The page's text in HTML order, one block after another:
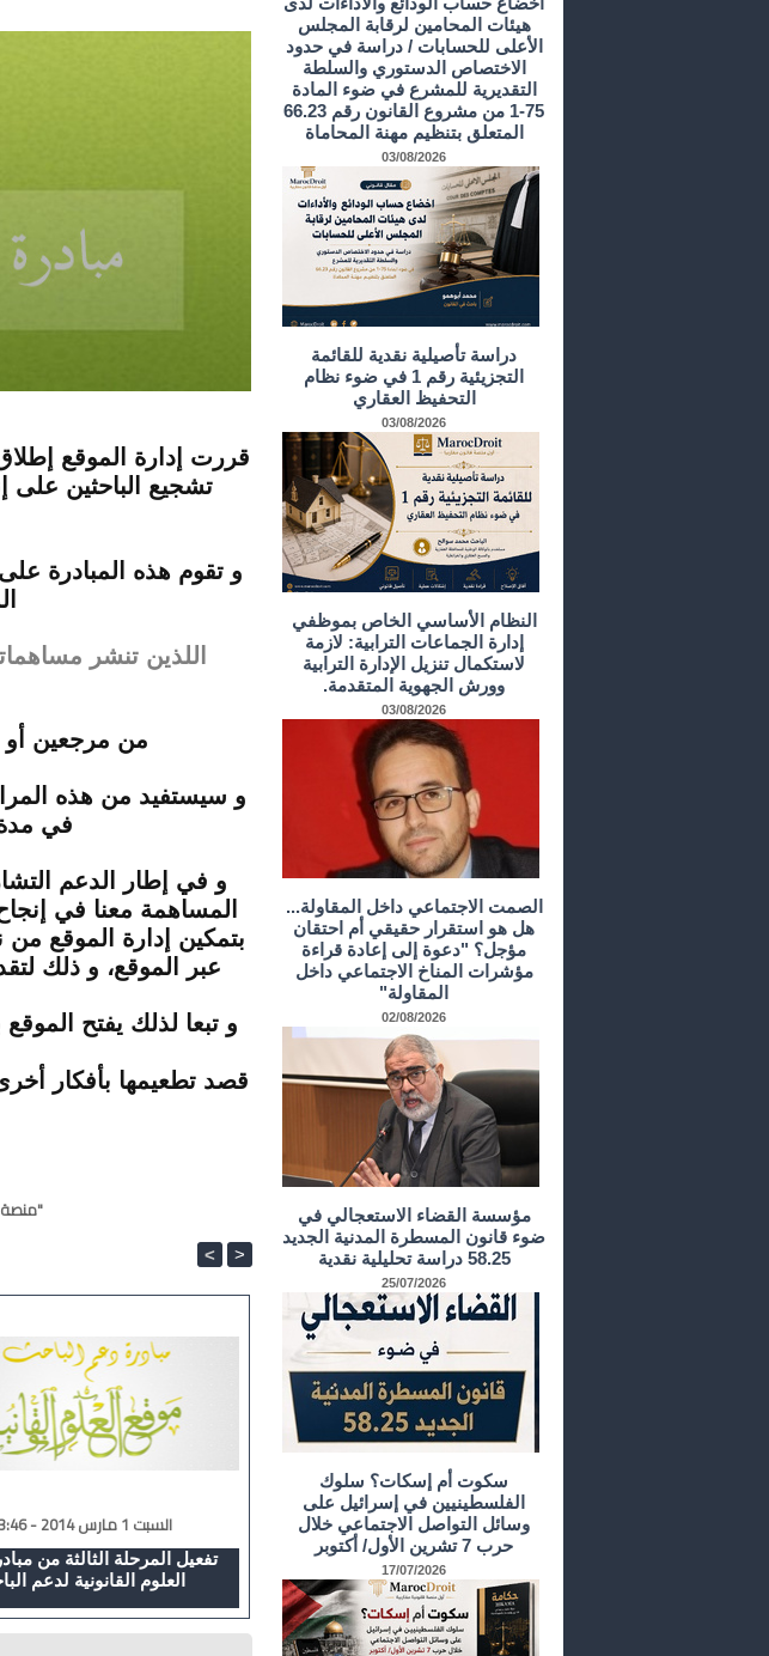
قررت إدارة الموقع
تشجيع الباحثين على
و تقوم هذه المبادرة على
اللذين تنشر
من مرجعين أو
و سيستفيد من هذه
في
و في إطار الدعم
المساهمة معنا في
بتمكين إدارة الموقع
عبر الموقع، و ذلك
و تبعا لذلك يفتح
قصد تطعيمها بأفكار
MarocDroit منصة مغرب القانون "الأصلية"
< >
السبت 1 مارس 2014 - 23:46
تفعيل المرحلة الثالثة من
العلوم القانونية لدعم
هيئات المحامين لرقابة المجلس
الأعلى للحسابات / دراسة في حدود
الاختصاص الدستوري والسلطة
التقديرية للمشرع في ضوء المادة
75-1 من مشروع القانون رقم 66.23
المتعلق بتنظيم مهنة المحاماة
03/08/2026
دراسة تأصيلية نقدية للقائمة
التجزيئية رقم 1 في ضوء نظام
التحفيظ العقاري
03/08/2026
النظام الأساسي الخاص بموظفي
إدارة الجماعات الترابية: لازمة
لاستكمال تنزيل الإدارة الترابية
وورش الجهوية المتقدمة.
03/08/2026
الصمت الاجتماعي داخل المقاولة...
هل هو استقرار حقيقي أم احتقان
مؤجل؟ "دعوة إلى إعادة قراءة
مؤشرات المناخ الاجتماعي داخل
المقاولة"
02/08/2026
مؤسسة القضاء الاستعجالي في
ضوء قانون المسطرة المدنية الجديد
58.25 دراسة تحليلية نقدية
25/07/2026
سكوت أم إسكات؟ سلوك
الفلسطينيين في إسرائيل على
وسائل التواصل الاجتماعي خلال
حرب 7 تشرين الأول/ أكتوبر
17/07/2026